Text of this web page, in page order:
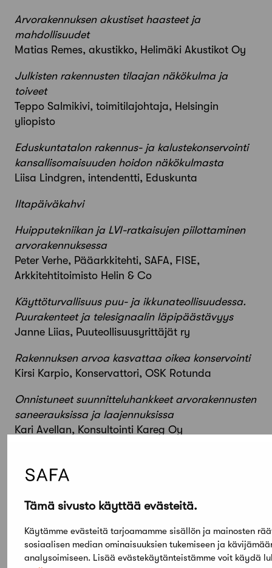
Tämä sivusto käyttää evästeitä.
Käytämme evästeitä tarjoamamme sisällön ja mainosten
sosiaalisen median ominaisuuksien tukemiseen ja
analysoimiseen. Lisää evästekäytänteistämme voit käydä
Arvorakennuksen akustiset haasteet ja
mahdollisuudet
Matias Remes, akustikko, Helimäki Akustikot Oy
Julkisten rakennusten tilaajan näkökulma ja
toiveet
Teppo Salmikivi, toimitilajohtaja, Helsingin
yliopisto
Eduskuntatalon rakennus- ja kalustekonservointi
kansallisomaisuuden hoidon näkökulmasta
Liisa Lindgren, intendentti, Eduskunta
Iltapäiväkahvi
Huipputekniikan ja LVI-ratkaisujen piilottaminen
arvorakennuksessa
Peter Verhe, Pääarkkitehti, SAFA, FISE,
Arkkitehtitoimisto Helin & Co
Käyttöturvallisuus puu- ja ikkunateollisuudessa.
Puurakenteet ja telesignaalin läpipäästävyys
Janne Liias, Puuteollisuusyrittäjät ry
Rakennuksen arvoa kasvattaa oikea konservointi
Kirsi Karpio, Konservattori, OSK Rotunda
Onnistuneet suunnitteluhankkeet arvorakennusten
saneerauksissa ja laajennuksissa
Kari Avellan, Konsultointi Kareg Oy
17.00 Tilaisuuden päätös
Lataa esite PDF-muodossa